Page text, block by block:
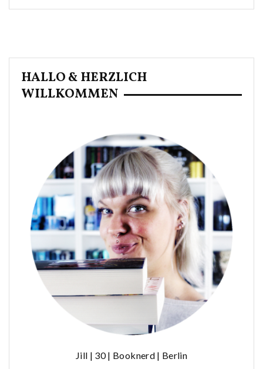
HALLO & HERZLICH
WILLKOMMEN
Jill | 30 | Booknerd | Berlin